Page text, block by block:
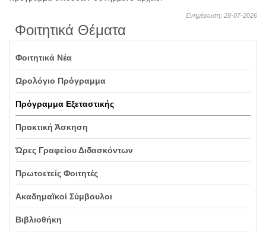
Ενημέρωση: 28-07-2026
Φοιτητικά Θέματα
Φοιτητικά Νέα
Ωρολόγιο Πρόγραμμα
Πρόγραμμα Εξεταστικής
Πρακτική Άσκηση
Ώρες Γραφείου Διδασκόντων
Πρωτοετείς Φοιτητές
Ακαδημαϊκοί Σύμβουλοι
Βιβλιοθήκη